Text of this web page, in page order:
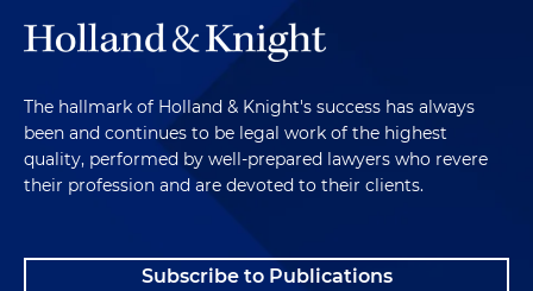
The hallmark of Holland & Knight's success has always
been and continues to be legal work of the highest
quality, performed by well-prepared lawyers who revere
their profession and are devoted to their clients.
Subscribe to Publications